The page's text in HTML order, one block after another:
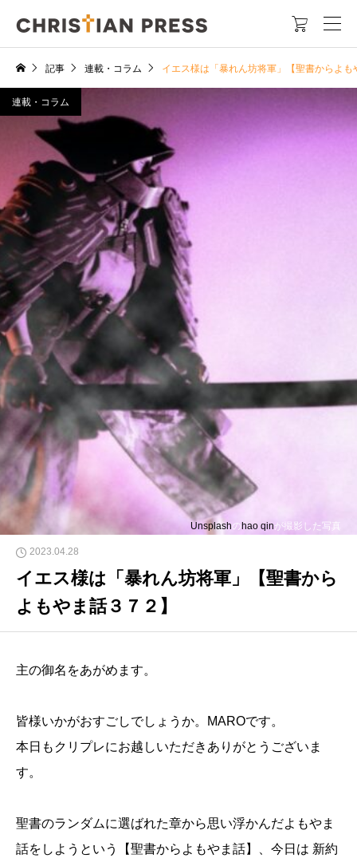

記事 連載・コラム イエス様は「暴れん坊将軍」【聖書からよも
Unsplashのhao qinが撮影した写真
連載・コラム
2023.04.28
イエス様は「暴れん坊将軍」【聖書から
よもやま話３７２】
主の御名をあがめます。
皆様いかがおすごしでしょうか。MAROです。
本日もクリプレにお越しいただきありがとうございま
す。
聖書のランダムに選ばれた章から思い浮かんだよもやま
話をしようという【聖書からよもやま話】、今日は 新約